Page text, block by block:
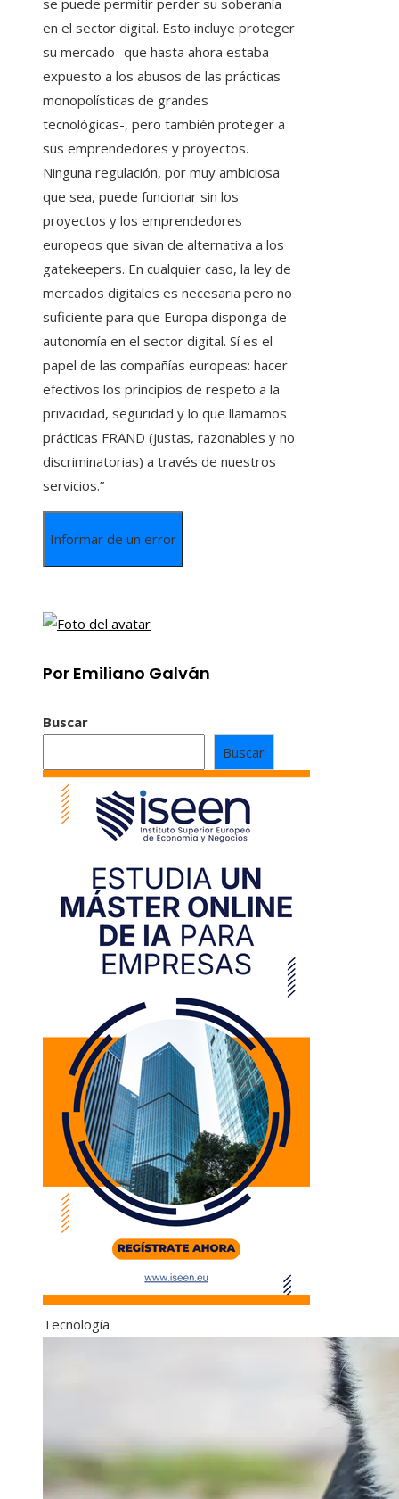
en el sector digital. Esto incluye proteger
su mercado -que hasta ahora estaba
expuesto a los abusos de las prácticas
monopolísticas de grandes
tecnológicas-, pero también proteger a
sus emprendedores y proyectos.
Ninguna regulación, por muy ambiciosa
que sea, puede funcionar sin los
proyectos y los emprendedores
europeos que sivan de alternativa a los
gatekeepers. En cualquier caso, la ley de
mercados digitales es necesaria pero no
suficiente para que Europa disponga de
autonomía en el sector digital. Sí es el
papel de las compañías europeas: hacer
efectivos los principios de respeto a la
privacidad, seguridad y lo que llamamos
prácticas FRAND (justas, razonables y no
discriminatorias) a través de nuestros
servicios.”
Informar de un error
Por Emiliano Galván
Buscar
Buscar
Tecnología